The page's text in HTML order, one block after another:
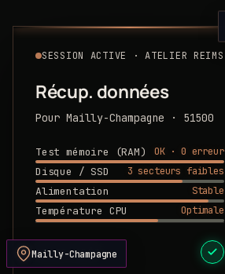
SESSION ACTIVE · ATELIER REIMS
Récup. données
Pour Mailly-Champagne · 51500
Test mémoire (RAM)
OK · 0 erreur
Disque / SSD
3 secteurs faibles
Alimentation
Stable
Température CPU
Optimale
DEVIS PRÊT
Mailly-Champagne